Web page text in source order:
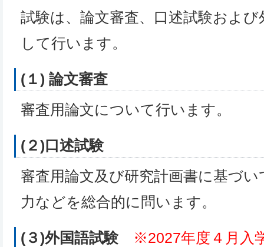
試験は、論文審査、口述試験およ
して行います。
(１) 論文審査
審査用論文について行います。
(２)口述試験
審査用論文及び研究計画書に基づ
力などを総合的に問います。
(３)外国語試験
※2027年度４月入